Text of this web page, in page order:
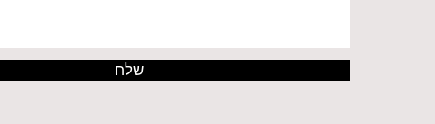
שלח